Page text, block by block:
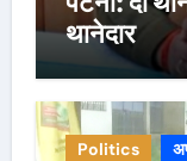
थानेदार
Politics